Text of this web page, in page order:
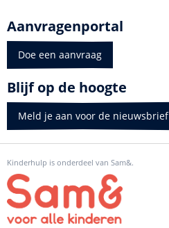
Aanvragenportal
Doe een aanvraag
Blijf op de hoogte
Meld je aan voor de nieuwsbrief
Kinderhulp is onderdeel van Sam&.